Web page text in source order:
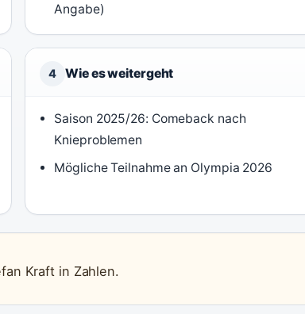
Angabe)
4 Wie es weitergeht
Saison 2025/26: Comeback nach
Knieproblemen
Mögliche Teilnahme an Olympia 2026
Kraft in Zahlen.